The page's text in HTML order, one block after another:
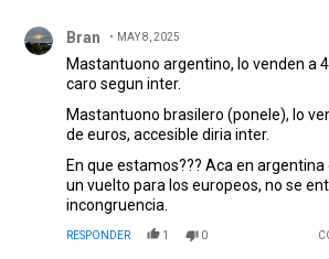
Bran MAY 8, 2025
Mastantuono argentino, lo venden a
caro segun inter.
Mastantuono brasilero (ponele), lo
de euros, accesible diria inter.
En que estamos??? Aca en argentina
un vuelto para los europeos, no se
incongruencia.
RESPONDER 1 0